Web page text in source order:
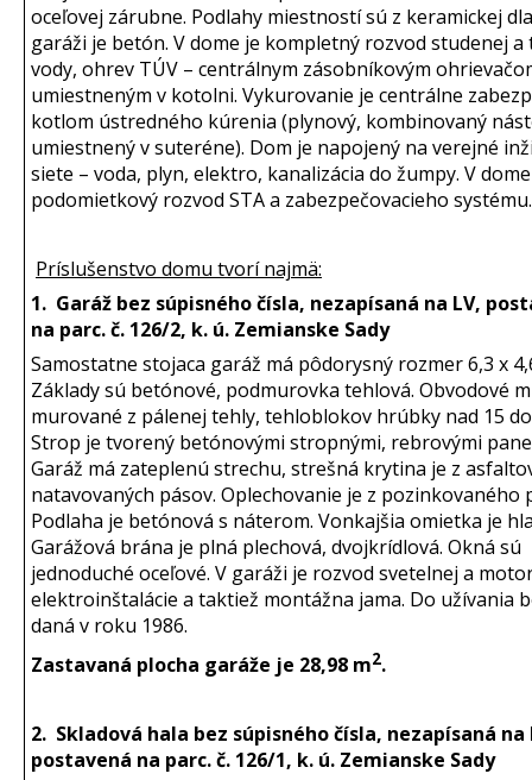
oceľovej zárubne. Podlahy miestností sú z keramickej
garáži je betón. V dome je kompletný rozvod studenej a
vody, ohrev TÚV – centrálnym zásobníkovým
umiestneným v kotolni. Vykurovanie je centrálne
kotlom ústredného kúrenia (plynový, kombinovaný
umiestnený v suteréne). Dom je napojený na verejné
siete – voda, plyn, elektro, kanalizácia do žumpy. V
podomietkový rozvod STA a zabezpečovacieho systému.
Príslušenstvo domu tvorí najmä:
1. Garáž bez súpisného čísla, nezapísaná na LV,
na parc. č. 126/2, k. ú. Zemianske Sady
Samostatne stojaca garáž má pôdorysný rozmer 6,3 x
Základy sú betónové, podmurovka tehlová. Obvodové
murované z pálenej tehly, tehloblokov hrúbky nad 15 do
Strop je tvorený betónovými stropnými, rebrovými
Garáž má zateplenú strechu, strešná krytina je z
natavovaných pásov. Oplechovanie je z pozinkovaného
Podlaha je betónová s náterom. Vonkajšia omietka je
Garážová brána je plná plechová, dvojkrídlová. Okná sú
jednoduché oceľové. V garáži je rozvod svetelnej a
elektroinštalácie a taktiež montážna jama. Do užívania
daná v roku 1986.
Zastavaná plocha garáže je 28,98 m2.
2. Skladová hala bez súpisného čísla, nezapísaná na
postavená na parc. č. 126/1, k. ú. Zemianske Sady